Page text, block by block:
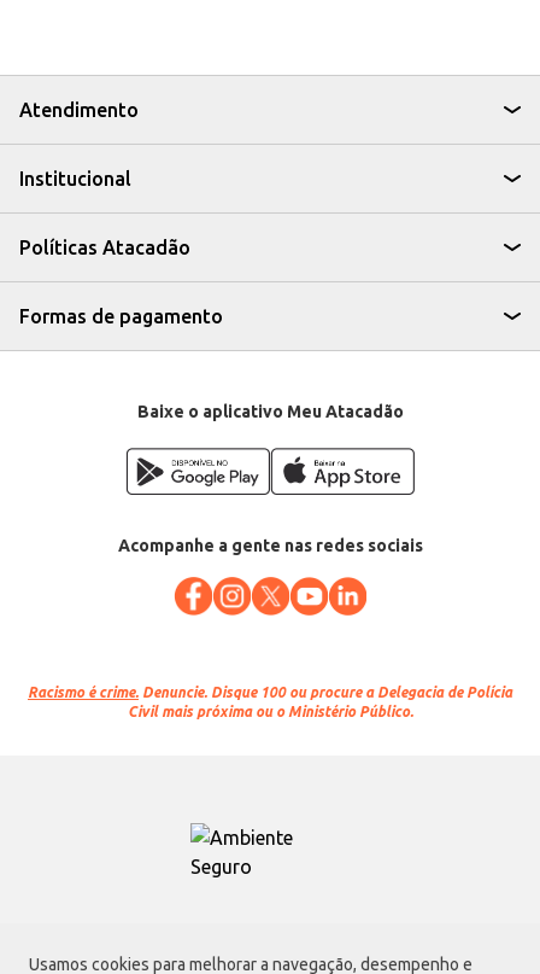
Usamos cookies para melhorar a navegação, desempenho e
Atendimento
Institucional
Políticas Atacadão
Formas de pagamento
Baixe o aplicativo Meu Atacadão
Acompanhe a gente nas redes sociais
Racismo é crime. Denuncie. Disque 100 ou procure a Delegacia de Polícia
Civil mais próxima ou o Ministério Público.
Atacadão S.A.